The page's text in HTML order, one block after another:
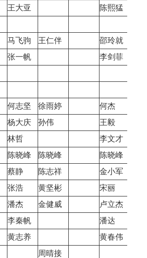
王大亚 陈熙猛
马飞驹 王仁伴 邵玲就
张一帆 李剑菲
何志坚 徐雨婷 何杰
杨大庆 孙伟 王毅
林哲
李文才
陈晓峰 陈晓峰 陈晓峰
蔡静 陈志祥 金小军
张浩 黄坚彬 宋丽
潘杰 金健威 卢立杰
李秦帆
潘达
黄志养
黄春伟
周晴接